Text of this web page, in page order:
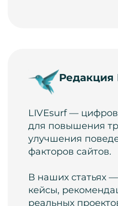
Редакция
LIVEsurf —
для повышения
улучшения
факторов сайтов.
В наших статьях
кейсы,
реальных